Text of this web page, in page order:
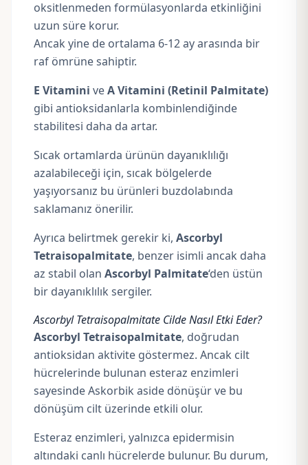
oksitlenmeden formülasyonlarda etkinliğini
uzun süre korur.
Ancak yine de ortalama 6-12 ay arasında bir
raf ömrüne sahiptir.
E Vitamini veA Vitamini (Retinil Palmitate)
gibi antioksidanlarla kombinlendiğinde
stabilitesi daha da artar.
Sıcak ortamlarda ürünün dayanıklılığı
azalabileceği için, sıcak bölgelerde
yaşıyorsanız bu ürünleri buzdolabında
saklamanız önerilir.
Ayrıca belirtmek gerekir ki, Ascorbyl
Tetraisopalmitate, benzer isimli ancak daha
az stabil olan Ascorbyl Palmitate‘den üstün
bir dayanıklılık sergiler.
Ascorbyl Tetraisopalmitate Cilde Nasıl Etki Eder?
Ascorbyl Tetraisopalmitate, doğrudan
antioksidan aktivite göstermez. Ancak cilt
hücrelerinde bulunan esteraz enzimleri
sayesinde Askorbik aside dönüşür ve bu
dönüşüm cilt üzerinde etkili olur.
Esteraz enzimleri, yalnızca epidermisin
altındaki canlı hücrelerde bulunur. Bu durum,